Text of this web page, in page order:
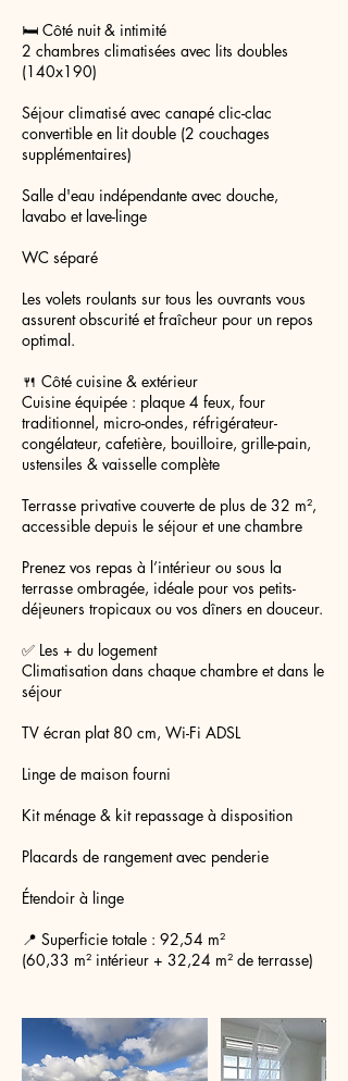
🛏️ Côté nuit & intimité
2 chambres climatisées avec lits doubles
(140x190)
Séjour climatisé avec canapé clic-clac
convertible en lit double (2 couchages
supplémentaires)
Salle d'eau indépendante avec douche,
lavabo et lave-linge
WC séparé
Les volets roulants sur tous les ouvrants vous
assurent obscurité et fraîcheur pour un repos
optimal.
🍴 Côté cuisine & extérieur
Cuisine équipée : plaque 4 feux, four
traditionnel, micro-ondes, réfrigérateur-
congélateur, cafetière, bouilloire, grille-pain,
ustensiles & vaisselle complète
Terrasse privative couverte de plus de 32 m²,
accessible depuis le séjour et une chambre
Prenez vos repas à l’intérieur ou sous la
terrasse ombragée, idéale pour vos petits-
déjeuners tropicaux ou vos dîners en douceur.
✅ Les + du logement
Climatisation dans chaque chambre et dans le
séjour
TV écran plat 80 cm, Wi-Fi ADSL
Linge de maison fourni
Kit ménage & kit repassage à disposition
Placards de rangement avec penderie
Étendoir à linge
📍 Superficie totale : 92,54 m²
(60,33 m² intérieur + 32,24 m² de terrasse)